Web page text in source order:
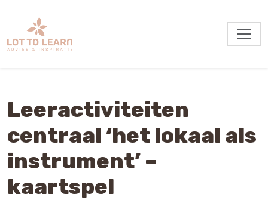
Leeractiviteiten
centraal ‘het lokaal als
instrument’ –
kaartspel